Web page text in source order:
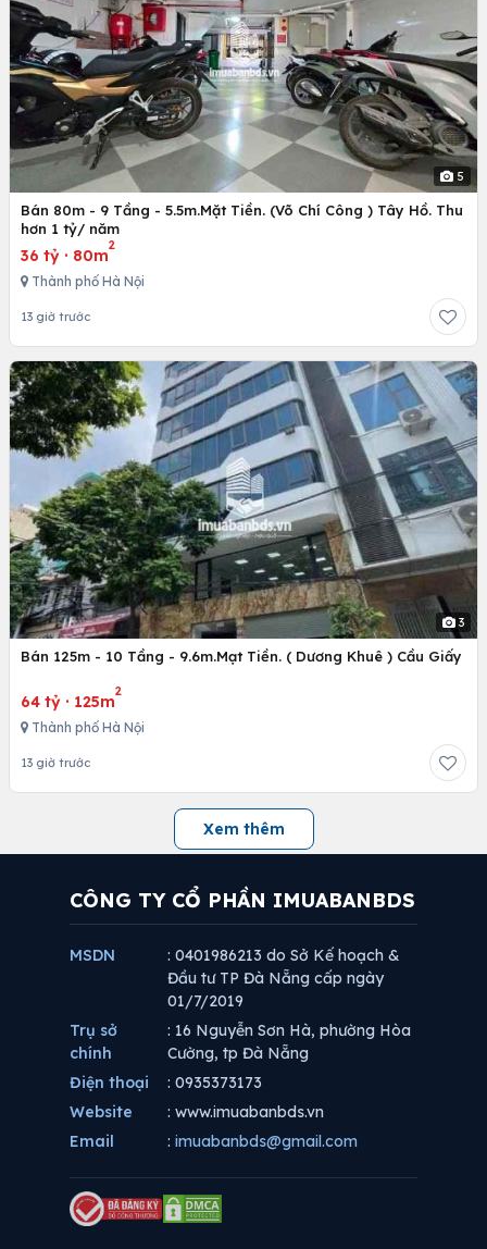
5
Bán 80m - 9 Tầng - 5.5m.Mặt Tiền. (Võ Chí Công ) Tây Hồ. Thu
hơn 1 tỷ/ năm
36 tỷ · 80m
2
Thành phố Hà Nội
13 giờ trước
3
Bán 125m - 10 Tầng - 9.6m.Mạt Tiền. ( Dương Khuê ) Cầu Giấy
64 tỷ · 125m
2
Thành phố Hà Nội
13 giờ trước
Xem thêm
CÔNG TY CỔ PHẦN IMUABANBDS
MSDN
: 0401986213 do Sở Kế hoạch &
Đầu tư TP Đà Nẵng cấp ngày
01/7/2019
Trụ sở
chính
: 16 Nguyễn Sơn Hà, phường Hòa
Cường, tp Đà Nẵng
Điện thoại
: 0935373173
Website
: www.imuabanbds.vn
Email
: imuabanbds@gmail.com